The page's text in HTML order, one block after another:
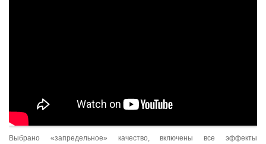
Выбрано «запредельное» качество, включены все эффекты